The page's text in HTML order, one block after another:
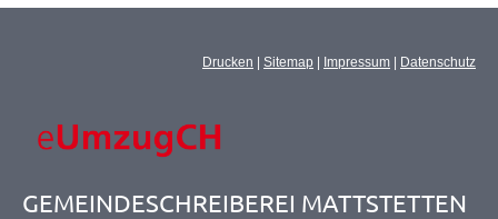
Drucken | Sitemap | Impressum | Datenschutz
GEMEINDESCHREIBEREI MATTSTETTEN